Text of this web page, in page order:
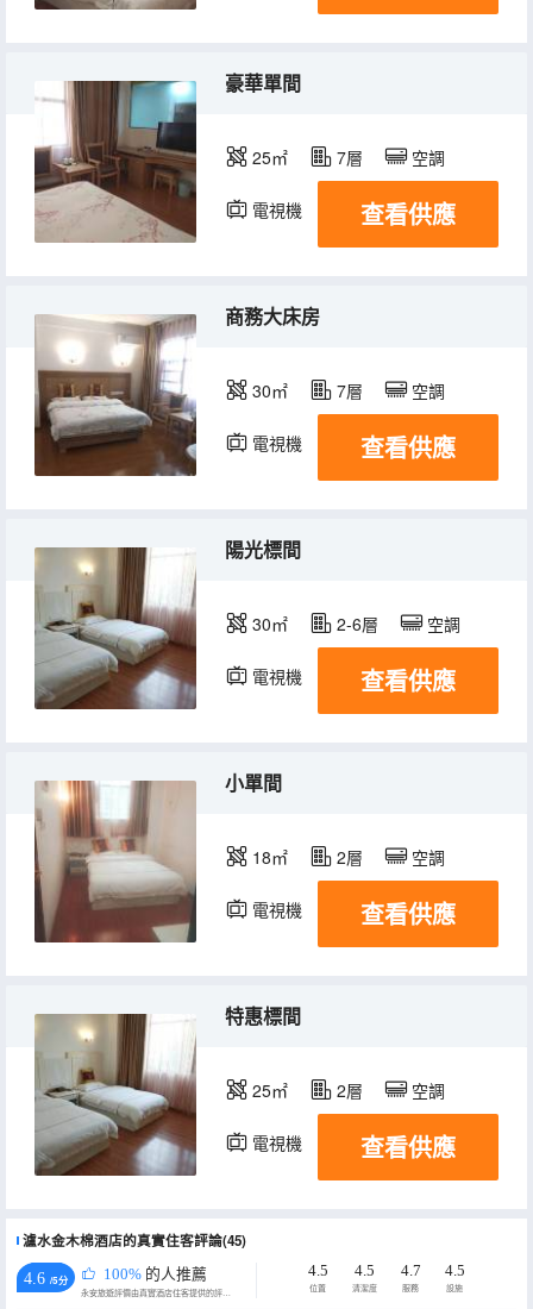
豪華單間
25㎡ 7層 空調
電視機 查看供應
商務大床房
30㎡ 7層 空調
電視機 查看供應
陽光標間
30㎡ 2-6層 空調
電視機 查看供應
小單間
18㎡ 2層 空調
電視機 查看供應
特惠標間
25㎡ 2層 空調
電視機 查看供應
瀘水金木棉酒店的真實住客評論(45)
4.6 /5分 100% 的人推薦
永安旅遊評價由真實酒店住客提供的評價。
4.5
位置
4.5
清潔度
4.7
服務
4.5
設施